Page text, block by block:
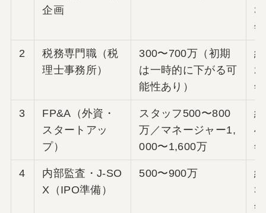
企画
3
2
税務専門職（税
理士事務所）
300〜700万（初期
は一時的に下がる可
能性あり）
2
3
FP&A（外資・
スタートアッ
プ）
スタッフ500〜800
万／マネージャー1,
000〜1,600万
4
4
内部監査・J-SO
X（IPO準備）
500〜900万
3